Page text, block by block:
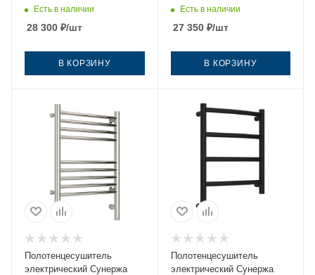
Есть в наличии
28 300 ₽/шт
В КОРЗИНУ
40х50 черный
Есть в наличии
27 350₽/шт
В КОРЗИНУ
Полотенцесушитель
электрический Сунержа
Полотенцесушитель
электрический Сунержа